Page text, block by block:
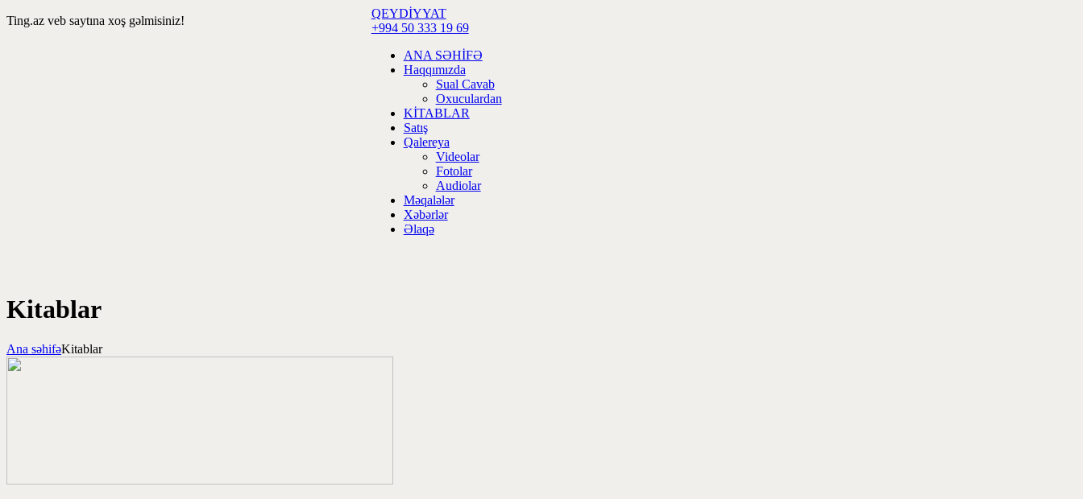
Ting.az veb saytına xoş gəlmisiniz!
QEYDİYYAT
+994 50 333 19 69
ANA SƏHİFƏ
Haqqımızda
Sual Cavab
Oxuculardan
KİTABLAR
Satış
Qalereya
Videolar
Fotolar
Audiolar
Məqalələr
Xəbərlər
Əlaqə
Kitablar
Ana səhifəKitablar